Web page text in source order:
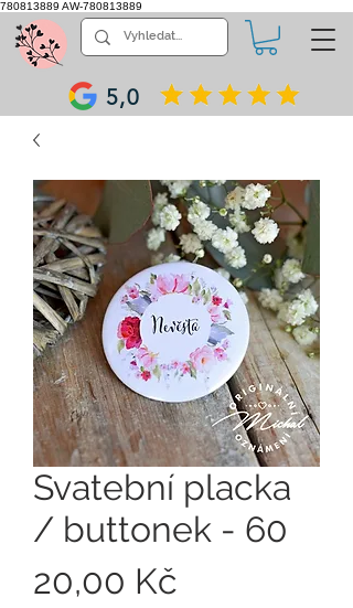
780813889 AW-780813889
5,0
Svatební placka
/ buttonek - 60
20,00 Kč